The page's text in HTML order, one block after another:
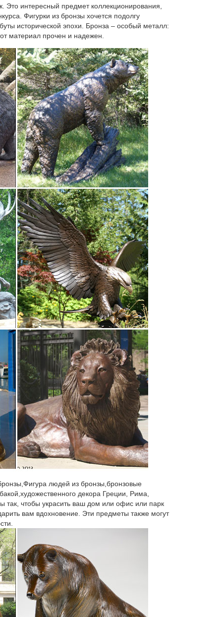
старинные вещи в каталоге
Грецию, многие люди интересуются не только
часть которой составляют объекты
Статуэтка украшения офиса Посейдон урожая
смолы греческий люди статуя Craftдревний
тоже могут быть и символом, и
что не требует определенного сырья.
и Нарды Бюсты Символы Года » 2018 Год
знакомства российских зрителей с
репродукц… 22 739,20 руб. Купить
с возмещением средств. Отправка в течение 1
Древней Греции в классический
из Киклад, которая когда-либо попадала на
подарком.Кроме того, статуэтки греческих
бизнесмену подойдет символ успешной
Статуэтки Фигурки ангелов купить
Оригинал: мрамор Римская копия со статуи
из бронзы, полистоуна и других
Восточные сувениры.Православные иконы.
"Осторожно! Злая собака!"
распространены в интерьере
различных животных.
Это интересный предмет коллекционирования,
Фигурки из бронзы хочется подолгу
исторической эпохи. Бронза – особый металл:
материал прочен и надежен.
людей из бронзы,бронзовые
декора Греции, Рима,
так, чтобы украсить ваш дом или офис или парк
вам вдохновение. Эти предметы также могут